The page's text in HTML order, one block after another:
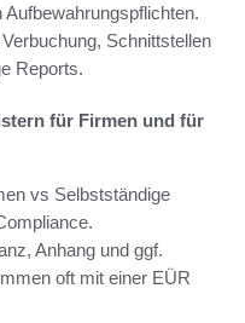
Schnittstellen
Reports.
für Firmen und für
vs Selbstständige
Anhang und ggf.
oft mit einer EÜR